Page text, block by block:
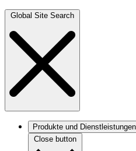
Global Site Search
Produkte und Dienstleistungen
Close button